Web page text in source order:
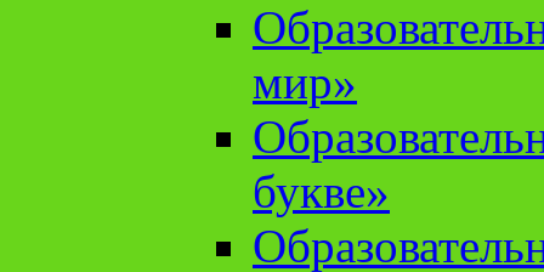
мир»
букве»